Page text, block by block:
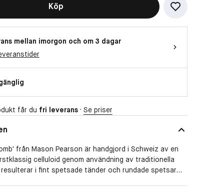
Köp
mellan imorgon och om 3 dagar
får du fri leverans· Se priser
från Mason Pearson är handgjord i Schweiz av en
celluloid genom användning av traditionella
i fint spetsade tänder och rundade spetsar